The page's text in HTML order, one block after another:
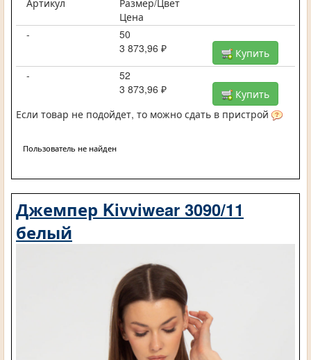
Цена
-
50
3 873,96 ₽
Купить
-
52
3 873,96 ₽
Купить
Если товар не подойдет, то можно сдать в пристрой
Пользователь не найден
Джемпер Kivviwear 3090/11
белый